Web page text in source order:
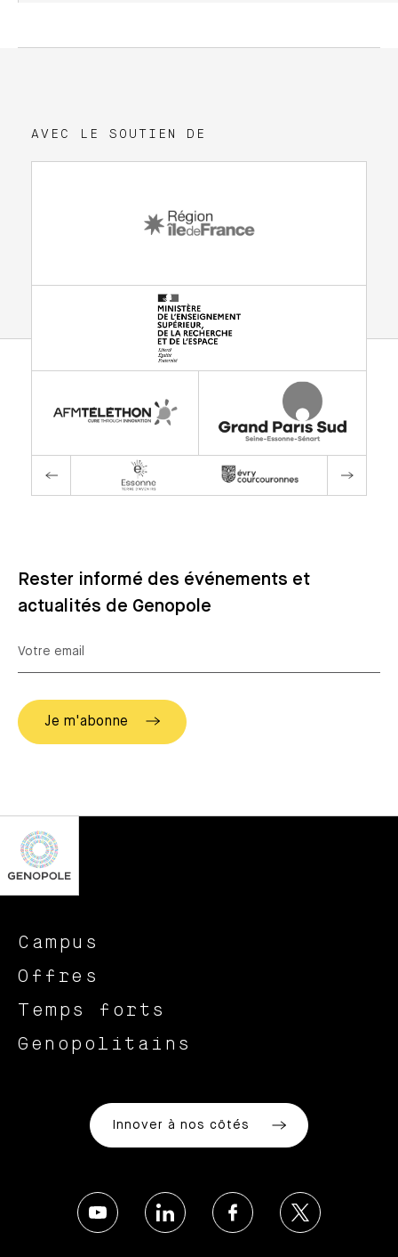
AVEC LE SOUTIEN DE
Rester informé des événements et
actualités de Genopole
Campus
Offres
Temps forts
Genopolitains
Innover à nos côtés